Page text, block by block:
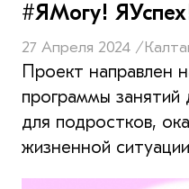
#ЯМогу!
27 Апреля 2024 /
Проект направлен
программы занятий
для подростков,
жизненной